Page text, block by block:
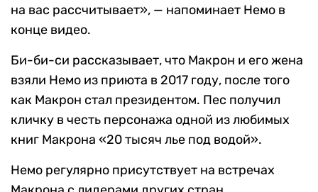
на вас рассчитывает», — напоминает Немо в
конце видео.
Би-би-си рассказывает, что Макрон и его жена
взяли Немо из приюта в 2017 году, после того
как Макрон стал президентом. Пес получил
кличку в честь персонажа одной из любимых
книг Макрона «20 тысяч лье под водой».
Немо регулярно присутствует на встречах